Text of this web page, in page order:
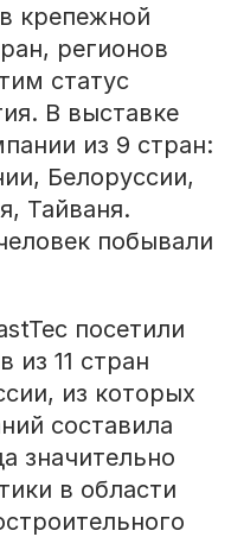
крепежной
регионов
статус
В выставке
из 9 стран:
Белоруссии,
Тайваня.
побывали
посетили
из 11 стран
из которых
составила
значительно
в области